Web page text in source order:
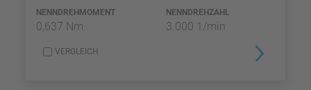
NENNDREHMOMENT
0,637 Nm
NENNDREHZAHL
3.000 1/min
VERGLEICH